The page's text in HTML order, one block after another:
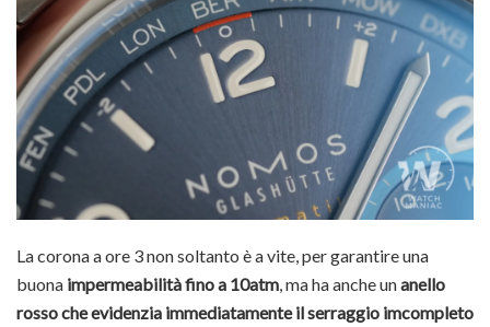
La corona a ore 3 non soltanto è a vite, per garantire una
buona impermeabilità fino a 10atm, ma ha anche unanello
rosso che evidenzia immediatamente il serraggio imcompleto